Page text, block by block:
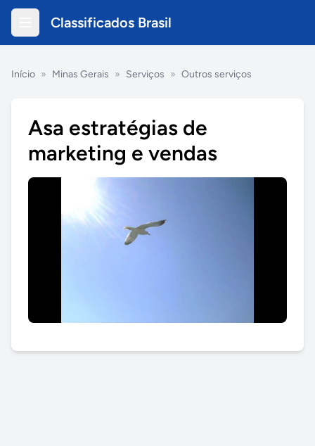
Classificados Brasil
Início » Minas Gerais » Serviços » Outros serviços
Asa estratégias de
marketing e vendas